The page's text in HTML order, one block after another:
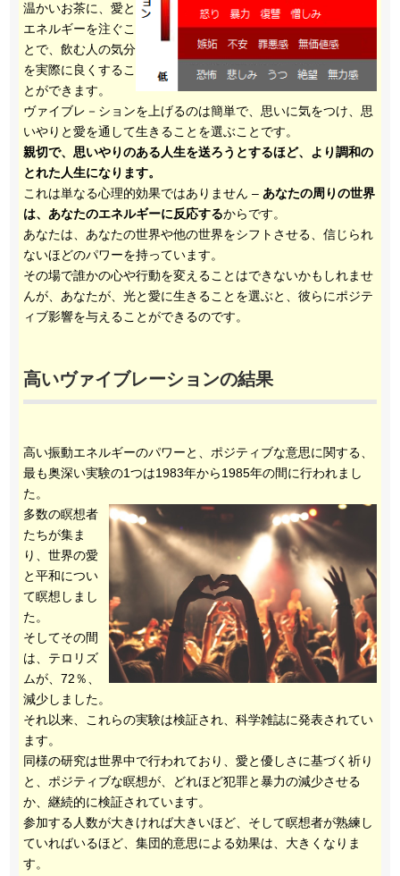
温かいお茶に、愛と
エネルギーを注ぐこ
とで、飲む人の気分
を実際に良くするこ
とができます。
ヴァイブレ－ションを上げるのは簡単で、思いに気をつけ、思
いやりと愛を通して生きることを選ぶことです。
親切で、思いやりのある人生を送ろうとするほど、より調和の
とれた人生になります。
これは単なる心理的効果ではありません – あなたの周りの世界
は、あなたのエネルギーに反応するからです。
あなたは、あなたの世界や他の世界をシフトさせる、信じられ
ないほどのパワーを持っています。
その場で誰かの心や行動を変えることはできないかもしれませ
んが、あなたが、光と愛に生きることを選ぶと、彼らにポジテ
ィブ影響を与えることができるのです。
高いヴァイブレーションの結果
高い振動エネルギーのパワーと、ポジティブな意思に関する、
最も奥深い実験の1つは1983年から1985年の間に行われまし
た。
多数の瞑想者
たちが集ま
り、世界の愛
と平和につい
て瞑想しまし
た。
そしてその間
は、テロリズ
ムが、72％、
減少しました。
それ以来、これらの実験は検証され、科学雑誌に発表されてい
ます。
同様の研究は世界中で行われており、愛と優しさに基づく祈り
と、ポジティブな瞑想が、どれほど犯罪と暴力の減少させる
か、継続的に検証されています。
参加する人数が大きければ大きいほど、そして瞑想者が熟練し
ていればいるほど、集団的意思による効果は、大きくなりま
す。